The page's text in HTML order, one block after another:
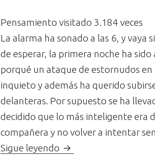
Pensamiento visitado 3.184 veces
La alarma ha sonado a las 6, y vaya
de esperar, la primera noche ha
porqué un ataque de estornudos
inquieto y además ha querido
delanteras. Por supuesto se ha
decidido que lo más inteligente era
compañera y no volver a intentar
Sigue leyendo Diario de un perro